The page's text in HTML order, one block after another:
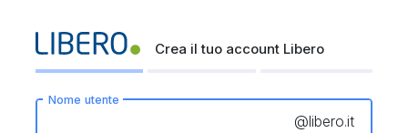
Crea il tuo account Libero
Nome utente
@libero.it